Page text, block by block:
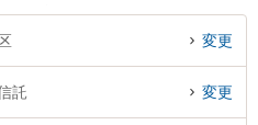
所の家藤 卓也弁護士や弁護士法人法律
護士、弁護士法人法律事務所ロイヤー
信託のトラブル解決の実績豊富な近く
で家族信託を法律相談できる大阪市浪
変更
託 変更